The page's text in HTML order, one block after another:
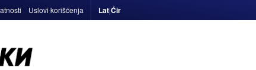
Uslovi korišćenja Lat|Ćir